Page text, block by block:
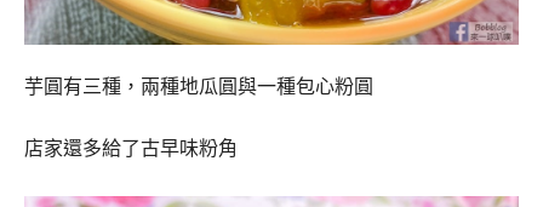
芋圓有三種，兩種地瓜圓與一種包心粉圓
店家還多給了古早味粉角